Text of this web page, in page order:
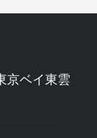
京ベイ東雲